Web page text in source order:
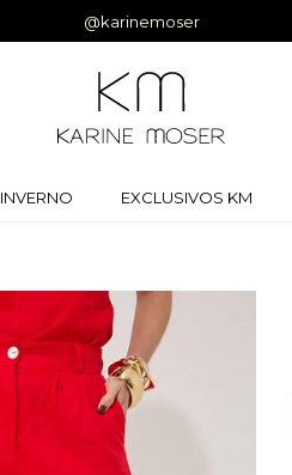
Cupom: BEMVINDA
INVERNO EXCLUSIVOS KM